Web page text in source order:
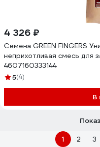
4 326 ₽
Семена GREEN FINGERS
неприхотливая смесь для
4607160333144
5(4)
В
1 2 3